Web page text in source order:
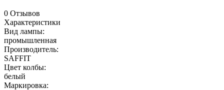
0 Отзывов
Характеристики
Вид лампы:
промышленная
Производитель:
SAFFIT
Цвет колбы:
белый
Маркировка: